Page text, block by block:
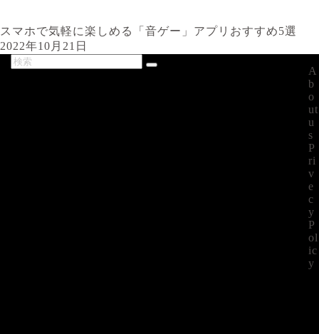
スマホで気軽に楽しめる「音ゲー」アプリおすすめ5選
2022年10月21日
A
b
o
ut
u
s
P
ri
v
e
c
y
P
ol
ic
y